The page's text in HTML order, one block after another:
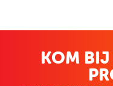
KOM BIJ